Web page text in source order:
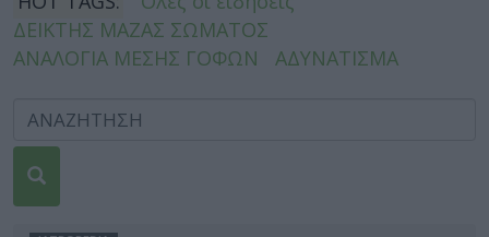
ΔΕΙΚΤΗΣ ΜΑΖΑΣ ΣΩΜΑΤΟΣ
ΑΝΑΛΟΓΙΑ ΜΕΣΗΣ ΓΟΦΩΝ
ΑΔΥΝΑΤΙΣΜΑ